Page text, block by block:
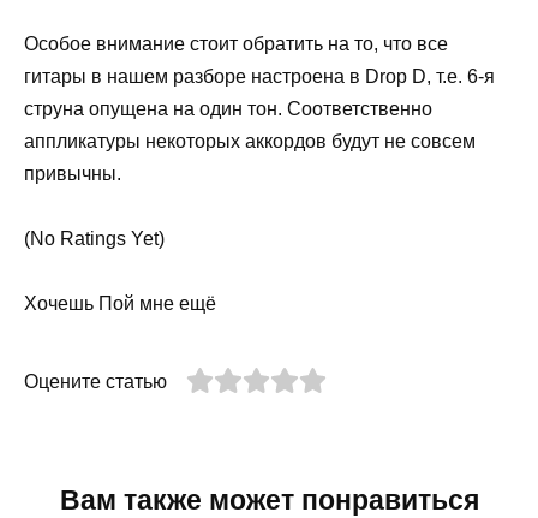
Особое внимание стоит обратить на то, что все
гитары в нашем разборе настроена в Drop D, т.е. 6-я
струна опущена на один тон. Соответственно
аппликатуры некоторых аккордов будут не совсем
привычны.
(No Ratings Yet)
Хочешь Пой мне ещё
Оцените статью
Вам также может понравиться